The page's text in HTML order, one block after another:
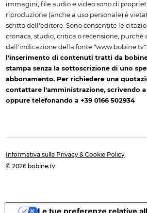
immagini, file audio e video sono di
riproduzione (anche a uso personale) è
scritto dell'editore. Sono consentite le
cronaca, studio, critica o recensione,
dall'indicazione della fonte "www.bobine.tv".
l'inserimento di contenuti tratti da
stampa senza la sottoscrizione di uno
abbonamento. Per richiedere una
contattare l'amministrazione, scrivendo
oppure telefonando a +39 0166 502934
Informativa sulla Privacy & Cookie Policy
© 2026 bobine.tv